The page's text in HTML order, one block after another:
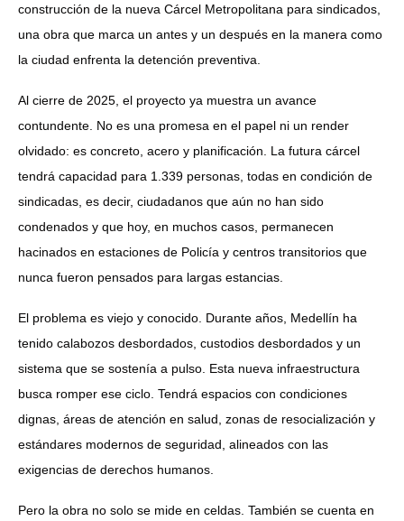
construcción de la nueva Cárcel Metropolitana para sindicados,
una obra que marca un antes y un después en la manera como
la ciudad enfrenta la detención preventiva.
Al cierre de 2025, el proyecto ya muestra un avance
contundente. No es una promesa en el papel ni un render
olvidado: es concreto, acero y planificación. La futura cárcel
tendrá capacidad para 1.339 personas, todas en condición de
sindicadas, es decir, ciudadanos que aún no han sido
condenados y que hoy, en muchos casos, permanecen
hacinados en estaciones de Policía y centros transitorios que
nunca fueron pensados para largas estancias.
El problema es viejo y conocido. Durante años, Medellín ha
tenido calabozos desbordados, custodios desbordados y un
sistema que se sostenía a pulso. Esta nueva infraestructura
busca romper ese ciclo. Tendrá espacios con condiciones
dignas, áreas de atención en salud, zonas de resocialización y
estándares modernos de seguridad, alineados con las
exigencias de derechos humanos.
Pero la obra no solo se mide en celdas. También se cuenta en